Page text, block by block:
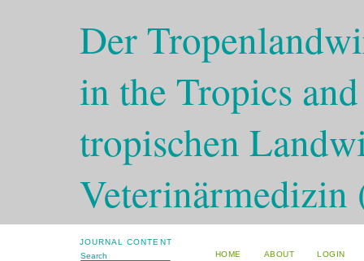
Der
in the Tropics
tropischen
Veterinärmedizin
JOURNAL CONTENT
Search
HOME ABOUT LOGIN